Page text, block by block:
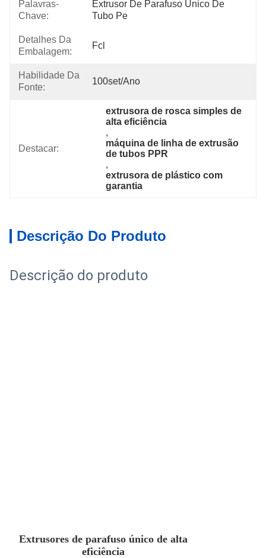
Palavras-
Chave:
Extrusor De Parafuso Único De
Tubo Pe
Detalhes Da
Embalagem:
Fcl
Habilidade Da
Fonte:
100set/ano
Destacar:
extrusora de rosca simples de
alta eficiência
,
máquina de linha de extrusão
de tubos PPR
,
extrusora de plástico com
garantia
Descrição Do Produto
Descrição do produto
Extrusores de parafuso único de alta
eficiência